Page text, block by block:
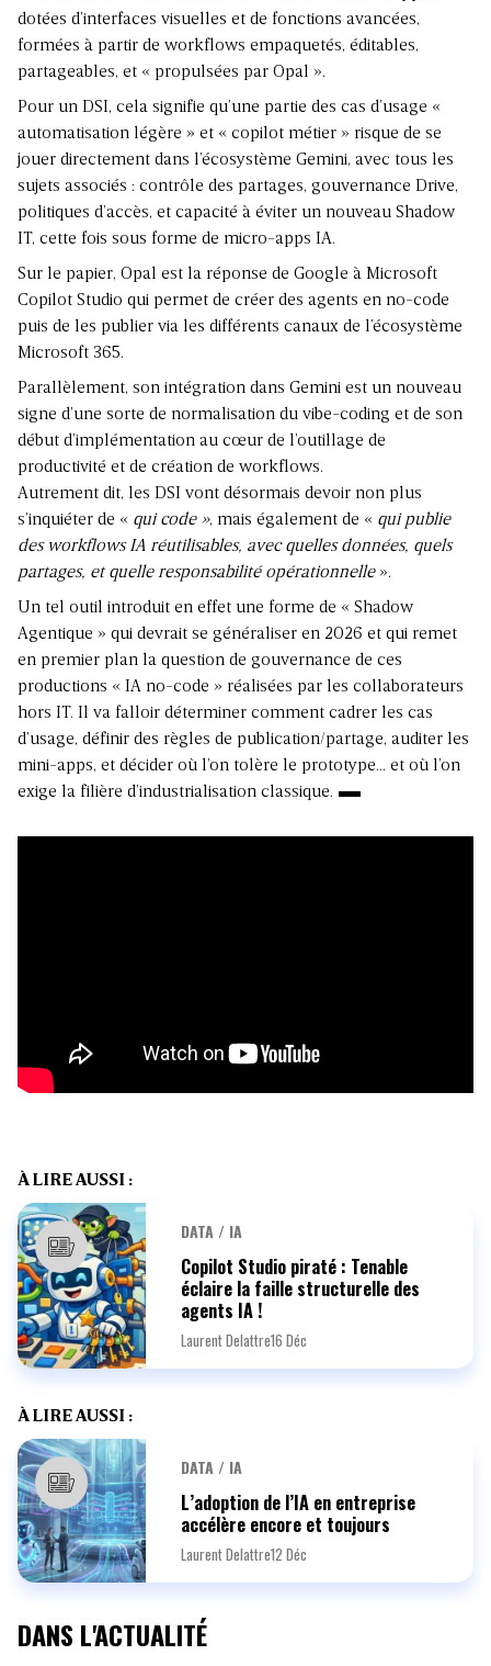
dotées d’interfaces visuelles et de fonctions avancées,
formées à partir de workflows empaquetés, éditables,
partageables, et « propulsées par Opal ».
Pour un DSI, cela signifie qu’une partie des cas d’usage «
automatisation légère » et « copilot métier » risque de se
jouer directement dans l’écosystème Gemini, avec tous les
sujets associés : contrôle des partages, gouvernance Drive,
politiques d’accès, et capacité à éviter un nouveau Shadow
IT, cette fois sous forme de micro-apps IA.
Sur le papier, Opal est la réponse de Google à Microsoft
Copilot Studio qui permet de créer des agents en no-code
puis de les publier via les différents canaux de l’écosystème
Microsoft 365.
Parallèlement, son intégration dans Gemini est un nouveau
signe d’une sorte de normalisation du vibe-coding et de son
début d’implémentation au cœur de l’outillage de
productivité et de création de workflows.
Autrement dit, les DSI vont désormais devoir non plus
s’inquiéter de « qui code », mais également de « qui publie
des workflows IA réutilisables, avec quelles données, quels
partages, et quelle responsabilité opérationnelle».
Un tel outil introduit en effet une forme de « Shadow
Agentique » qui devrait se généraliser en 2026 et qui remet
en premier plan la question de gouvernance de ces
productions « IA no-code » réalisées par les collaborateurs
hors IT. Il va falloir déterminer comment cadrer les cas
d’usage, définir des règles de publication/partage, auditer les
mini-apps, et décider où l’on tolère le prototype… et où l’on
exige la filière d’industrialisation classique.
À LIRE AUSSI :
DATA / IA
Copilot Studio piraté : Tenable
éclaire la faille structurelle des
agents IA !
Laurent Delattre16 Déc
À LIRE AUSSI :
DATA / IA
L’adoption de l’IA en entreprise
accélère encore et toujours
Laurent Delattre12 Déc
DANS L'ACTUALITÉ